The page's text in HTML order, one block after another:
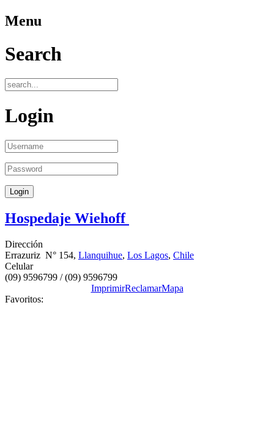
Menu
Search
Login
Hospedaje Wiehoff
Dirección
Errazuriz N° 154, Llanquihue, Los Lagos, Chile
Celular
(09) 9596799 / (09) 9596799
ImprimirReclamarMapa
Favoritos: